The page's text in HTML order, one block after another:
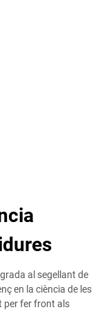
al segellant de
en la ciència de les
per fer front als